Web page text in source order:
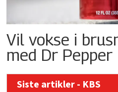
Vil vokse i
med Dr Pepper
Siste artikler - KBS